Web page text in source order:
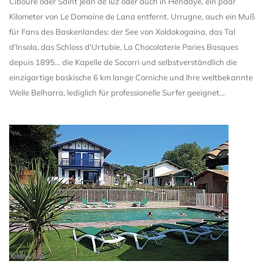
Kilometer von Le Domaine de Lana entfernt. Urrugne, auch ein Muß
für Fans des Baskenlandes: der See von Xoldokogaina, das Tal
d'Insola, das Schloss d'Urtubie, La Chocolaterie Paries Basques
depuis 1895... die Kapelle de Socorri und selbstverständlich die
einzigartige baskische 6 km lange Corniche und Ihre weltbekannte
Welle Belharra, lediglich für professionelle Surfer geeignet...
Odalys SAS